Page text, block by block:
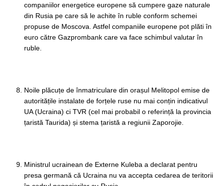
companiilor energetice europene să cumpere gaze naturale
din Rusia pe care să le achite în ruble conform schemei
propuse de Moscova. Astfel companiile europene pot plăti în
euro către Gazprombank care va face schimbul valutar în
ruble.
Noile plăcuțe de înmatriculare din orașul Melitopol emise de
autoritățile instalate de forțele ruse nu mai conțin indicativul
UA (Ucraina) ci TVR (cel mai probabil o referință la provincia
țaristă Taurida) și stema țaristă a regiunii Zaporojie.
Ministrul ucrainean de Externe Kuleba a declarat pentru
presa germană că Ucraina nu va accepta cedarea de teritorii